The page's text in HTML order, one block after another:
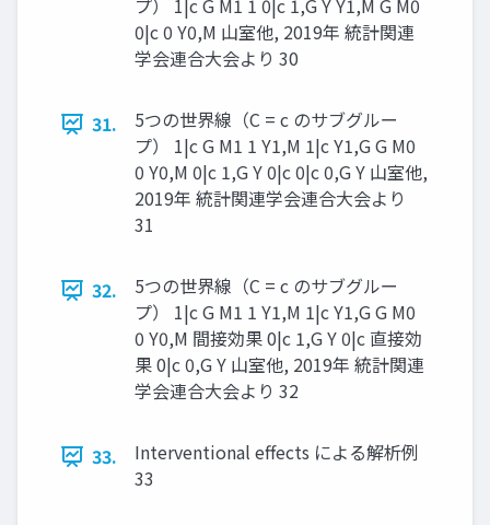
プ） 1|c G M1 1 0|c 1,G Y Y1,M G M0
0|c 0 Y0,M 山室他, 2019年 統計関連
学会連合大会より 30
31.
5つの世界線（C = c のサブグルー
プ） 1|c G M1 1 Y1,M 1|c Y1,G G M0
0 Y0,M 0|c 1,G Y 0|c 0|c 0,G Y 山室他,
2019年 統計関連学会連合大会より
31
32.
5つの世界線（C = c のサブグルー
プ） 1|c G M1 1 Y1,M 1|c Y1,G G M0
0 Y0,M 間接効果 0|c 1,G Y 0|c 直接効
果 0|c 0,G Y 山室他, 2019年 統計関連
学会連合大会より 32
33.
Interventional effects による解析例
33